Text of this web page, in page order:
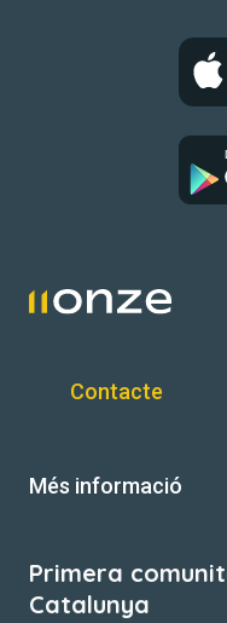
Contacte
Més informació
Primera
Catalunya